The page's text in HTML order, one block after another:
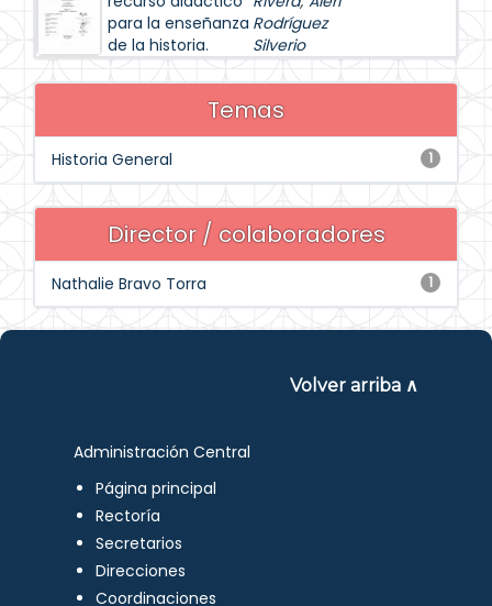
para la enseñanza
de la historia.
Rodríguez
Silverio
Temas
1
Historia General
Director / colaboradores
1
Nathalie Bravo Torra
Volver arriba ∧
Administración Central
Página principal
Rectoría
Secretarios
Direcciones
Coordinaciones